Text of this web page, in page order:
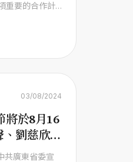
重要的合作計
03/08/2024
將於8月16
、劉慈欣、
來~
共廣東省委宣